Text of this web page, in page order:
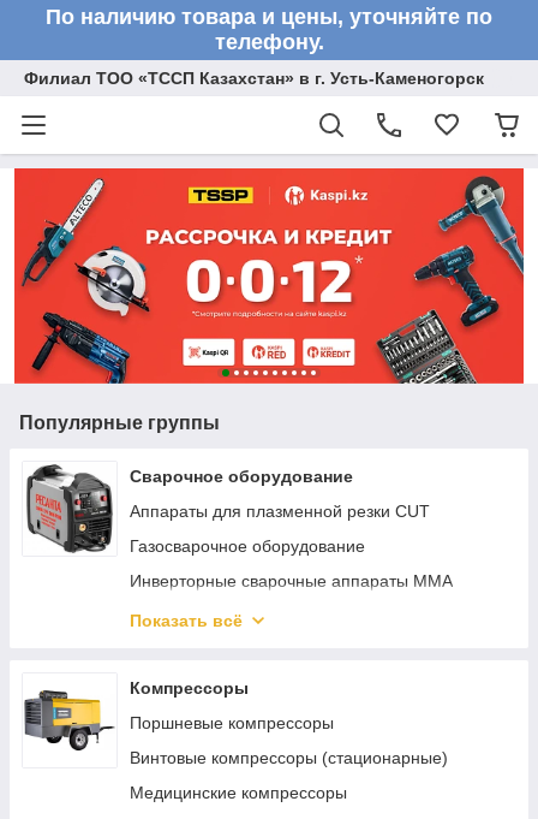
По наличию товара и цены, уточняйте по
телефону.
Филиал ТОО «ТССП Казахстан» в г. Усть-Каменогорск
Популярные группы
Сварочное оборудование
Аппараты для плазменной резки CUT
Газосварочное оборудование
Инверторные сварочные аппараты ММА
Сварочные полуавтоматы MIG/MAG
Реостаты
Материалы и комплектующие для сварки и
Показать всё
Компрессоры
Поршневые компрессоры
Винтовые компрессоры (стационарные)
Медицинские компрессоры